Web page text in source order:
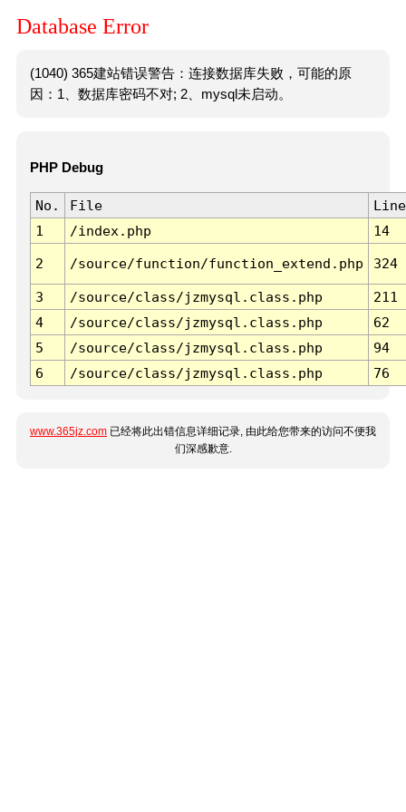
Database Error
(1040) 365建站错误警告：连接数据库失败，可能的原
因：1、数据库密码不对; 2、mysql未启动。
PHP Debug
No. File
Line
1
/index.php 14
2 /source/function/function_extend.php 324
3 /source/class/jzmysql.class.php
211
4
/source/class/jzmysql.class.php
62
5
/source/class/jzmysql.class.php
94
6
/source/class/jzmysql.class.php 76
www.365jz.com 已经将此出错信息详细记录, 由此给您带来的访问不便我
们深感歉意.